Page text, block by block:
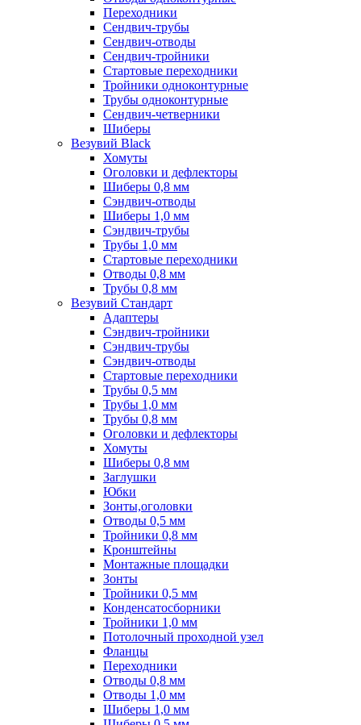
Переходники
Сендвич-трубы
Сендвич-отводы
Сендвич-тройники
Стартовые переходники
Тройники одноконтурные
Трубы одноконтурные
Сендвич-четверники
Шиберы
Везувий Black
Хомуты
Оголовки и дефлекторы
Шиберы 0,8 мм
Сэндвич-отводы
Шиберы 1,0 мм
Сэндвич-трубы
Трубы 1,0 мм
Стартовые переходники
Отводы 0,8 мм
Трубы 0,8 мм
Везувий Стандарт
Адаптеры
Сэндвич-тройники
Сэндвич-трубы
Сэндвич-отводы
Стартовые переходники
Трубы 0,5 мм
Трубы 1,0 мм
Трубы 0,8 мм
Оголовки и дефлекторы
Хомуты
Шиберы 0,8 мм
Заглушки
Юбки
Зонты,оголовки
Отводы 0,5 мм
Тройники 0,8 мм
Кронштейны
Монтажные площадки
Зонты
Тройники 0,5 мм
Конденсатосборники
Тройники 1,0 мм
Потолочный проходной узел
Фланцы
Переходники
Отводы 0,8 мм
Отводы 1,0 мм
Шиберы 1,0 мм